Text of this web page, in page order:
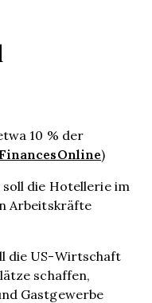
10 % der
)
die Hotellerie im
Arbeitskräfte
die US-Wirtschaft
schaffen,
Gastgewerbe